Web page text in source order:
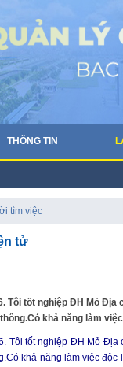
THÔNG TIN
tìm việc
tử
Tôi tốt nghiệp ĐH Mỏ
khả năng làm
Tôi tốt nghiệp ĐH Mỏ
khả năng làm việc